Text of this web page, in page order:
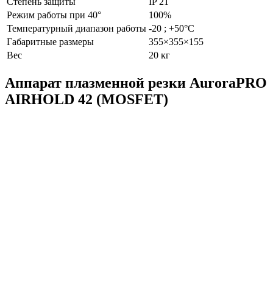
Режим работы при 40°
100%
Температурный диапазон работы -20 ; +50°C
Габаритные размеры
355×355×155
Вес
20 кг
Аппарат плазменной резки AuroraPRO
AIRHOLD 42 (MOSFET)